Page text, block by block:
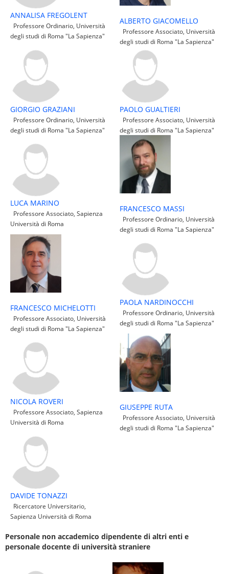
ANNALISA FREGOLENT
Professore Ordinario, Università
degli studi di Roma "La Sapienza"
ALBERTO GIACOMELLO
Professore Associato, Università
degli studi di Roma "La Sapienza"
GIORGIO GRAZIANI
Professore Ordinario, Università
degli studi di Roma "La Sapienza"
PAOLO GUALTIERI
Professore Associato, Università
degli studi di Roma "La Sapienza"
LUCA MARINO
Professore Associato, Sapienza
Università di Roma
FRANCESCO MASSI
Professore Ordinario, Università
degli studi di Roma "La Sapienza"
FRANCESCO MICHELOTTI
Professore Associato, Università
degli studi di Roma "La Sapienza"
PAOLA NARDINOCCHI
Professore Ordinario, Università
degli studi di Roma "La Sapienza"
NICOLA ROVERI
Professore Associato, Sapienza
Università di Roma
GIUSEPPE RUTA
Professore Associato, Università
degli studi di Roma "La Sapienza"
DAVIDE TONAZZI
Ricercatore Universitario,
Sapienza Università di Roma
Personale non accademico dipendente di altri enti e
personale docente di università straniere